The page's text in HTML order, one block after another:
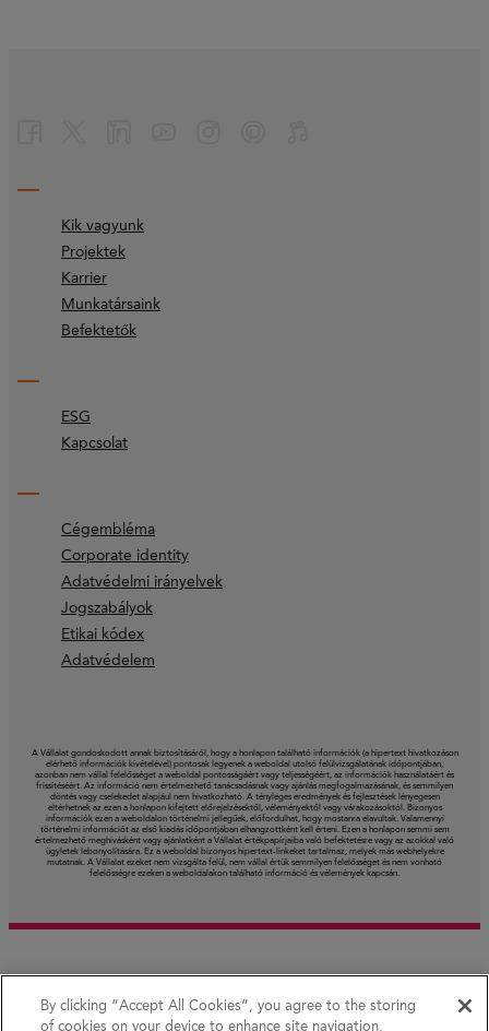
Kik vagyunk
Projektek
Karrier
Munkatársaink
Befektetők
ESG
Kapcsolat
Cégembléma
Corporate identity
Adatvédelmi irányelvek
Jogszabályok
Etikai kódex
Adatvédelem
A Vállalat gondoskodott annak biztosításáról, hogy a honlapon található információk (a hipertext hivatkozáson
elérhető információk kivételével) pontosak legyenek a weboldal utolsó felülvizsgálatának időpontjában,
azonban nem vállal felelősséget a weboldal pontosságáért vagy teljességéért, az információk használatáért és
frissítéséért. Az információ nem értelmezhető tanácsadásnak vagy ajánlás megfogalmazásának, és semmilyen
döntés vagy cselekedet alapjául nem hivatkozható. A tényleges eredmények és fejlesztések lényegesen
eltérhetnek az ezen a honlapon kifejtett előrejelzésektől, véleményektől vagy várakozásoktól. Bizonyos
információk ezen a weboldalon történelmi jellegűek, előfordulhat, hogy mostanra elavultak. Valamennyi
történelmi információt az első kiadás időpontjában elhangzottként kell érteni. Ezen a honlapon semmi sem
értelmezhető meghívásként vagy ajánlatként a Vállalat értékpapírjaiba való befektetésre vagy az azokkal való
ügyletek lebonyolítására. Ez a weboldal bizonyos hipertext-linkeket tartalmaz, melyek más webhelyekre
mutatnak. A Vállalat ezeket nem vizsgálta felül, nem vállal értük semmilyen felelősséget és nem vonható
felelősségre ezeken a weboldalakon található információ és vélemények kapcsán.
By clicking “Accept All Cookies”, you agree to the storing
of cookies on your device to enhance site navigation,